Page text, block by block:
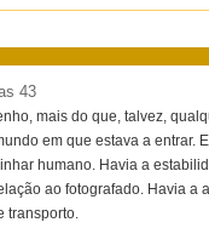
43
mais do que, talvez,
em que estava a entrar.
humano. Havia a
ao fotografado. Havia a
transporto.